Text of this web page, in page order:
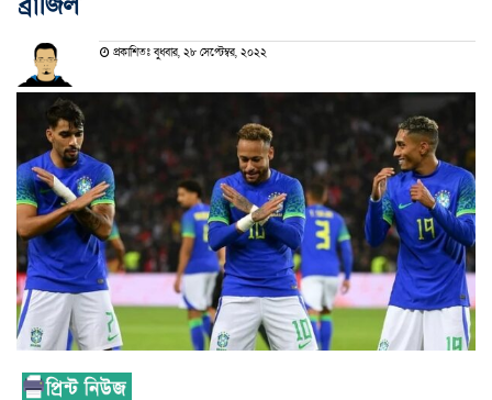
প্রকাশিতঃ বুধবার, ২৮ সেপ্টেম্বর, ২০২২